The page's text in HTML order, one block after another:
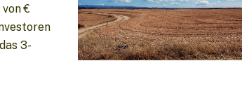
€
3-